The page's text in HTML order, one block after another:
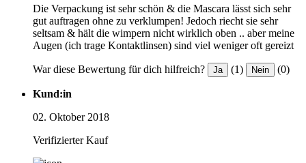
Die Verpackung ist sehr schön & die Mascara lässt sich sehr
gut auftragen ohne zu verklumpen! Jedoch riecht sie sehr
seltsam & hält die wimpern nicht wirklich oben .. aber meine
Augen (ich trage Kontaktlinsen) sind viel weniger oft gereizt
War diese Bewertung für dich hilfreich? Ja (1) Nein (0)
Kund:in
02. Oktober 2018
Verifizierter Kauf